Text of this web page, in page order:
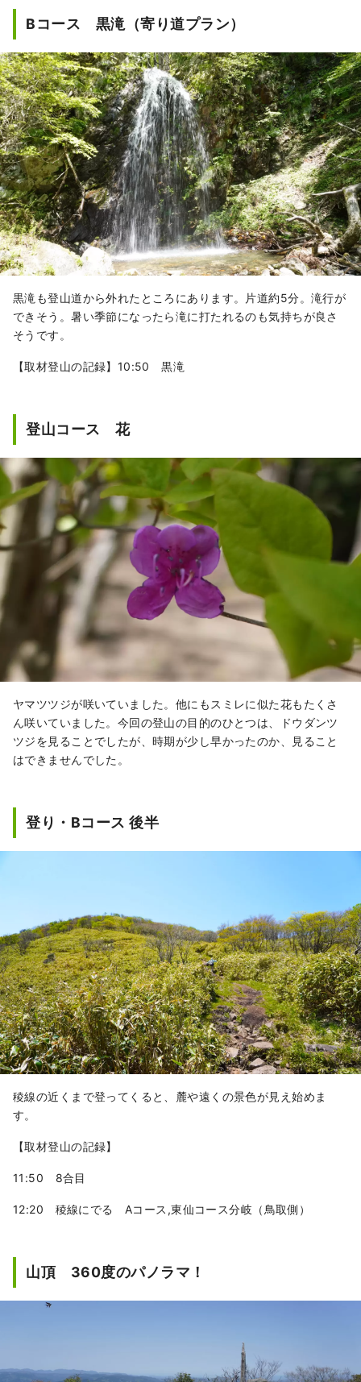
Bコース 黒滝（寄り道プラン）
黒滝も登山道から外れたところにあります。片道約5分。滝行が
できそう。暑い季節になったら滝に打たれるのも気持ちが良さ
そうです。
【取材登山の記録】10:50 黒滝
登山コース 花
ヤマツツジが咲いていました。他にもスミレに似た花もたくさ
ん咲いていました。今回の登山の目的のひとつは、ドウダンツ
ツジを見ることでしたが、時期が少し早かったのか、見ること
はできませんでした。
登り・Bコース 後半
稜線の近くまで登ってくると、麓や遠くの景色が見え始めま
す。
【取材登山の記録】
11:50 8合目
12:20 稜線にでる Aコース,東仙コース分岐（鳥取側）
山頂 360度のパノラマ！